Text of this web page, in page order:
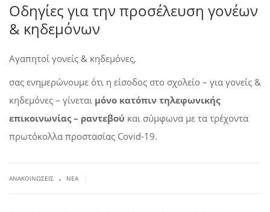
Οδηγίες για την προσέλευση γονέων
& κηδεμόνων
Αγαπητοί γονείς & κηδεμόνες,
σας ενημερώνουμε ότι η είσοδος στο σχολείο – για γονείς &
κηδεμόνες – γίνεται μόνο κατόπιν τηλεφωνικής
επικοινωνίας – ραντεβού και σύμφωνα με τα τρέχοντα
πρωτόκολλα προστασίας Cοvid-19.
ΑΝΑΚΟΙΝΏΣΕΙΣ . ΝΈΑ